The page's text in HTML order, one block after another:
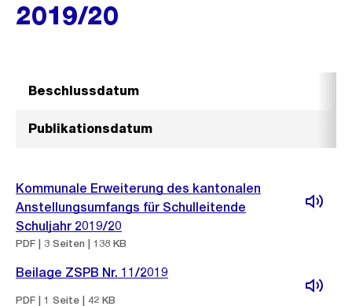
2019/20
Beschlussdatum
Publikationsdatum
Kommunale Erweiterung des kantonalen
Anstellungsumfangs für Schulleitende
Schuljahr 2019/20
PDF | 3 Seiten | 138 KB
Beilage ZSPB Nr. 11/2019
PDF | 1 Seite | 42 KB